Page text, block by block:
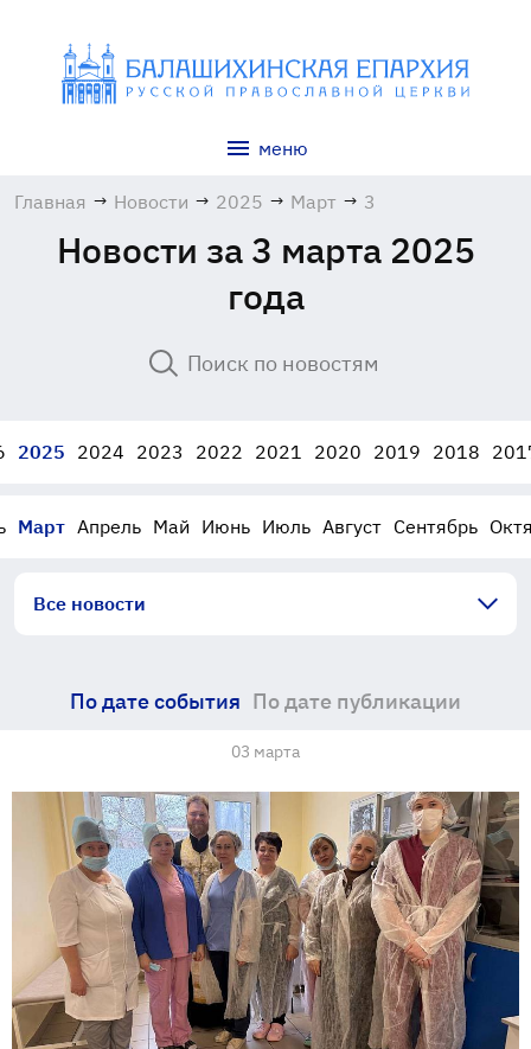
меню
Главная → Новости → 2025 → Март → 3
Новости за 3 марта 2025
года
2025 2024 2023 2022 2021 2020 2019 2018
Март Апрель Май Июнь Июль Август Сентябрь
Все новости
По дате события По дате публикации
03 марта